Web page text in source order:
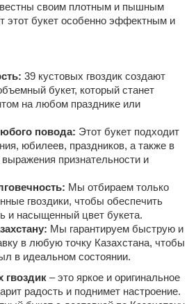
своим плотным и пышным
этот букет особенно эффектным и
39 кустовых гвоздик создают
букет, который станет
на любом празднике или
повода: Этот букет подходит
юбилеев, праздников, а также в
выражения признательности и
Мы отбираем только
гвоздики, чтобы обеспечить
и насыщенный цвет букета.
Мы гарантируем быструю и
в любую точку Казахстана, чтобы
в идеальном состоянии.
гвоздик – это яркое и оригинальное
радость и поднимет настроение.